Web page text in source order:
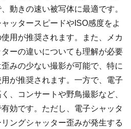
動きの速い被写体に最適です。
ッタースピードやISO感度をよ
用が推奨されます。また、メカ
ーの違いについても理解が必要
みの少ない撮影が可能で、特に
が推奨されます。一方で、電子
、コンサートや野鳥撮影など、
効です。ただし、電子シャッタ
ングシャッター歪みが発生する